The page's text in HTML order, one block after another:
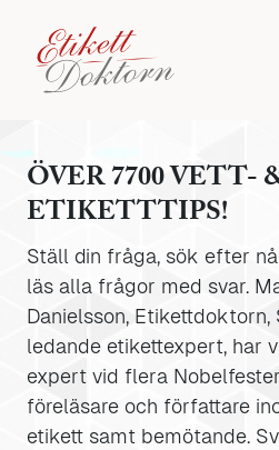
ÖVER 7700 VETT-
ETIKETTTIPS!
Ställ din fråga, sök efter
läs alla frågor med svar.
Danielsson, Etikettdoktorn,
ledande etikettexpert, har
expert vid flera
föreläsare och författare
etikett samt bemötande.